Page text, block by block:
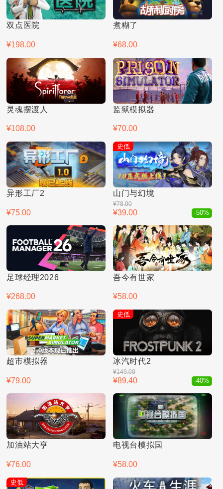
双点医院
¥198.00
煮糊了
¥68.00
灵魂摆渡人
¥108.00
监狱模拟器
¥70.00
异形工厂2
¥75.00
史低
山门与幻境
¥78.00
¥39.00 -50%
足球经理2026
¥268.00
吾今有世家
¥58.00
超市模拟器
¥79.00
史低
冰汽时代2
¥149.00
¥89.40 -40%
加油站大亨
¥76.00
电视台模拟国
¥58.00
史低